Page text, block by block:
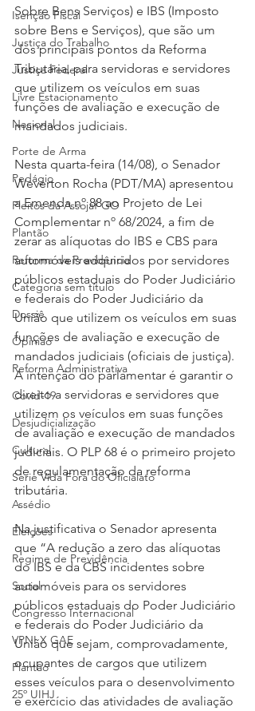
Isenção Fiscal
Justiça do Trabalho
Justiça Federal
Livre Estacionamento
Nacional
Porte de Arma
Pedágio
Pleitos da Assojaf-GO
Plantão
Reforma da Previdência
Categoria sem título
Dossiê
Opinião
Reforma Administrativa
Covid-19
Desjudicialização
Cultural
Serie Vida Fora do Oficialato
Assédio
Eleições
Regime de Previdência
Social
Congresso Internacional
VPNI X GAE
Plantão
25º UIHJ
Sobre Bens Serviços) e IBS (Imposto
sobre Bens e Serviços), que são um
dos principais pontos da Reforma
Tributária, para servidoras e servidores
que utilizem os veículos em suas
funções de avaliação e execução de
mandados judiciais.
Nesta quarta-feira (14/08), o Senador
Weverton Rocha (PDT/MA) apresentou
a Emenda nº 88 ao Projeto de Lei
Complementar nº 68/2024, a fim de
zerar as alíquotas do IBS e CBS para
automóveis adquiridos por servidores
públicos estaduais do Poder Judiciário
e federais do Poder Judiciário da
União que utilizem os veículos em suas
funções de avaliação e execução de
mandados judiciais (oficiais de justiça).
A intenção do parlamentar é garantir o
direito a servidoras e servidores que
utilizem os veículos em suas funções
de avaliação e execução de mandados
judiciais. O PLP 68 é o primeiro projeto
de regulamentação da reforma
tributária.
Na justificativa o Senador apresenta
que “A redução a zero das alíquotas
do IBS e da CBS incidentes sobre
automóveis para os servidores
públicos estaduais do Poder Judiciário
e federais do Poder Judiciário da
União que sejam, comprovadamente,
ocupantes de cargos que utilizem
esses veículos para o desenvolvimento
e exercício das atividades de avaliação